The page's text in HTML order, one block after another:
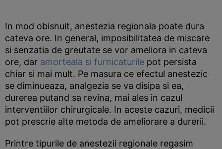
In mod obisnuit, anestezia regionala poate dura
cateva ore. In general, imposibilitatea de miscare
si senzatia de greutate se vor ameliora in cateva
ore, dar amorteala si furnicaturile pot persista
chiar si mai mult. Pe masura ce efectul anestezic
se diminueaza, analgezia se va disipa si ea,
durerea putand sa revina, mai ales in cazul
interventiilor chirurgicale. In aceste cazuri, medicii
pot prescrie alte metoda de ameliorare a durerii.
Printre tipurile de anestezii regionale regasim